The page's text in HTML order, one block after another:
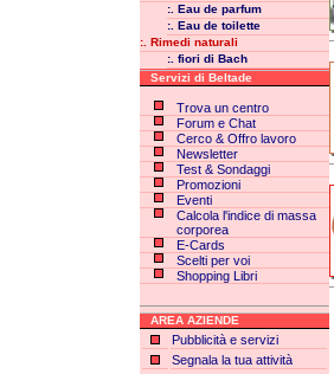
:. Eau de parfum
:. Eau de toilette
:. Rimedi naturali
:. fiori di Bach
Servizi di Beltade
Trova un centro
Forum e Chat
Cerco & Offro lavoro
Newsletter
Test & Sondaggi
Promozioni
Eventi
Calcola l'indice di massa
corporea
E-Cards
Scelti per voi
Shopping Libri
AREA AZIENDE
Pubblicità e servizi
Segnala la tua attività